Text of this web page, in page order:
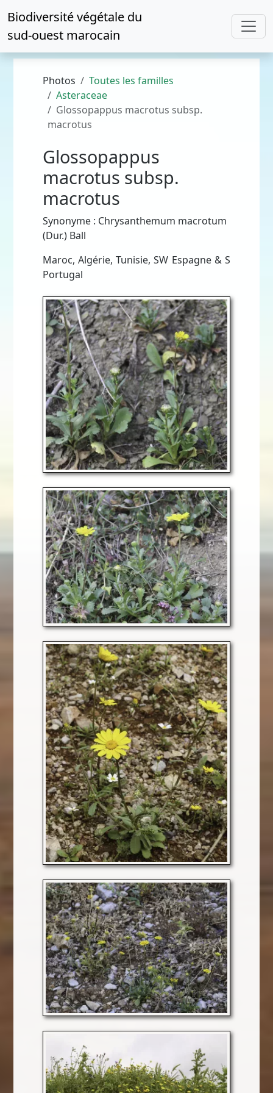
Biodiversité végétale du
sud-ouest marocain
Photos
Toutes les familles
Asteraceae
Glossopappus macrotus subsp.
macrotus
Glossopappus
macrotus subsp.
macrotus
Synonyme : Chrysanthemum macrotum
(Dur.) Ball
Maroc, Algérie, Tunisie, SW Espagne & S
Portugal